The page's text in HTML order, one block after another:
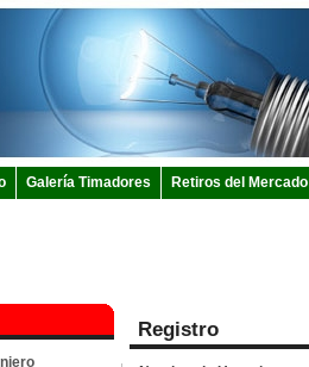
Galería Timadores
Retiros del Mercado
Registro